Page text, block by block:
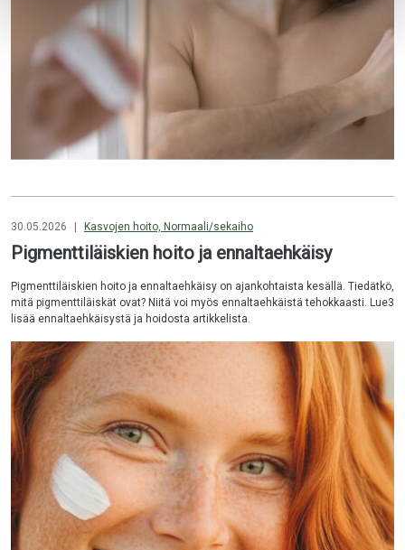
30.05.2026 | Kasvojen hoito, Normaali/sekaiho
Pigmenttiläiskien hoito ja ennaltaehkäisy
Pigmenttiläiskien hoito ja ennaltaehkäisy on ajankohtaista kesällä. Tiedätkö,
mitä pigmenttiläiskät ovat? Niitä voi myös ennaltaehkäistä tehokkaasti. Lue3
lisää ennaltaehkäisystä ja hoidosta artikkelista.